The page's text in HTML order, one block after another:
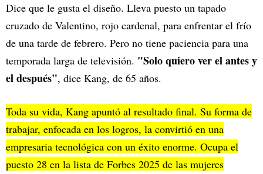
Dice que le gusta el diseño. Lleva puesto un tapado
cruzado de Valentino, rojo cardenal, para enfrentar el frío
de una tarde de febrero. Pero no tiene paciencia para una
temporada larga de televisión. "Solo quiero ver el antes y
el después", dice Kang, de 65 años.
Toda su vida, Kang apuntó al resultado final. Su forma de
trabajar, enfocada en los logros, la convirtió en una
empresaria tecnológica con un éxito enorme. Ocupa el
puesto 28 en la lista de Forbes 2025 de las mujeres